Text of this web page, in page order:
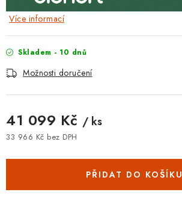
Více informací
Skladem - 10 dnů
Možnosti doručení
41 099 Kč / ks
33 966 Kč bez DPH
PŘIDAT DO KOŠÍKU